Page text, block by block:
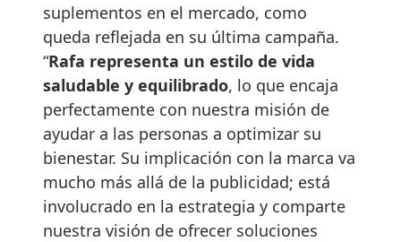
suplementos en el mercado, como
queda reflejada en su última campaña.
“Rafa representa un estilo de vida
saludable y equilibrado, lo que encaja
perfectamente con nuestra misión de
ayudar a las personas a optimizar su
bienestar. Su implicación con la marca va
mucho más allá de la publicidad; está
involucrado en la estrategia y comparte
nuestra visión de ofrecer soluciones